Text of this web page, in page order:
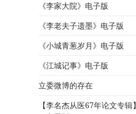
《李家大院》电子版
《李老夫子遗墨》电子版
《小城青葱岁月》电子版
《江城记事》电子版
立委微博的存在
【李名杰从医67年论文专辑】